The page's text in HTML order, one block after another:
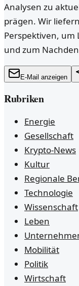
Analysen zu
prägen. Wir
Perspektiven, um
und zum
E-Mail anzeigen
Rubriken
Energie
Gesellschaft
Krypto-News
Kultur
Regionale
Technologie
Wissenschaft
Leben
Mobilität
Politik
Wirtschaft